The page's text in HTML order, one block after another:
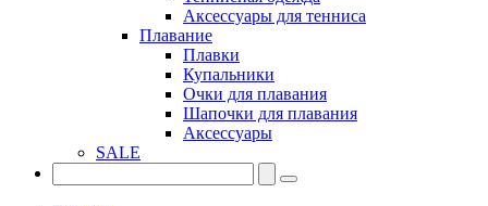
Аксессуары для тенниса
Плавание
Плавки
Купальники
Очки для плавания
Шапочки для плавания
Аксессуары
SALE